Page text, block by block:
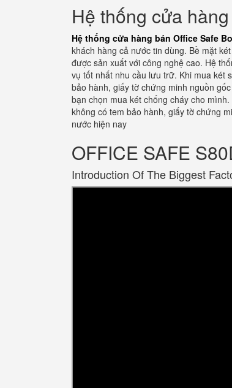
Hệ thống cửa
Hệ thống cửa hàng bán Office Safe
khách hàng cả nước tin dùng. Bề mặt
được sản xuất với công nghệ cao. Hệ
vụ tốt nhất nhu cầu lưu trữ. Khi mua két
bảo hành, giấy tờ chứng minh nguồn
bạn chọn mua két chống cháy cho
không có tem bảo hành, giấy tờ chứng
nước hiện nay
OFFICE SAFE
Introduction Of The Biggest